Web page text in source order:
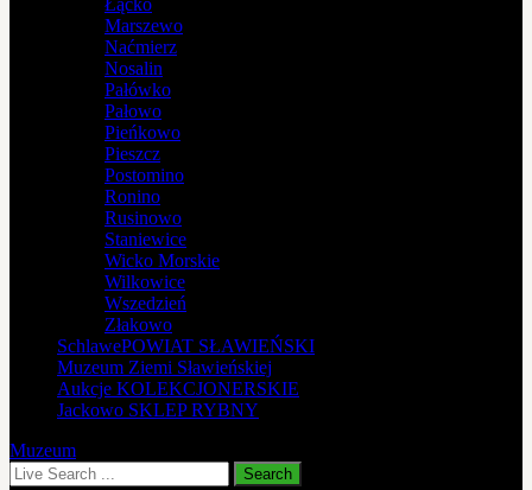
Łącko
Marszewo
Naćmierz
Nosalin
Pałówko
Pałowo
Pieńkowo
Pieszcz
Postomino
Ronino
Rusinowo
Staniewice
Wicko Morskie
Wilkowice
Wszedzień
Złakowo
SchlawePOWIAT SŁAWIEŃSKI
Muzeum Ziemi Sławieńskiej
Aukcje KOLEKCJONERSKIE
Jackowo SKLEP RYBNY
Muzeum